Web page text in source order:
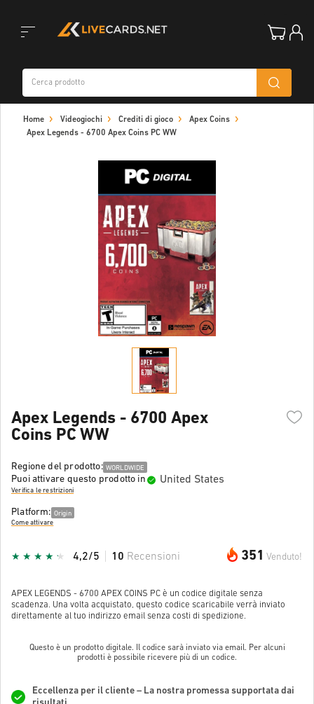
navigation
Home Videogiochi Crediti di gioco
Apex Coins
Apex Legends - 6700 Apex Coins PC WW
Apex Legends - 6700 Apex
Coins PC WW
Regione del prodotto: WORLDWIDE
Puoi attivare questo prodotto in United States
Verifica le restrizioni
Platform: Origin
Come attivare
351 Venduto!
4,2/5 10 Recensioni
APEX LEGENDS - 6700 APEX COINS PC è un codice digitale senza
scadenza. Una volta acquistato, questo codice scaricabile verrà inviato
direttamente al tuo indirizzo email senza costi di spedizione.
Questo è un prodotto digitale. Il codice sarà inviato via email. Per alcuni
prodotti è possibile ricevere più di un codice.
Eccellenza per il cliente – La nostra promessa supportata dai